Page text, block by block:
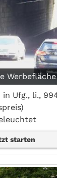
Werbefläche
Ufg., li.,
starten